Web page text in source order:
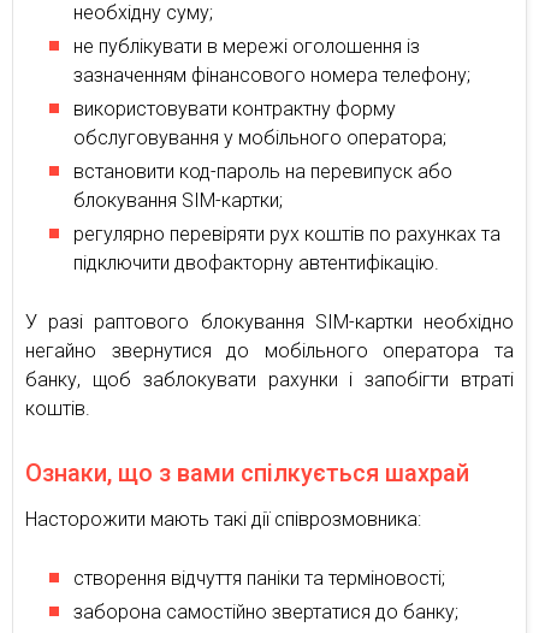
необхідну суму;
не публікувати в мережі оголошення із
зазначенням фінансового номера телефону;
використовувати контрактну форму
обслуговування у мобільного оператора;
встановити код-пароль на перевипуск або
блокування SIM-картки;
регулярно перевіряти рух коштів по рахунках та
підключити двофакторну автентифікацію.
У разі раптового блокування SIM-картки необхідно
негайно звернутися до мобільного оператора та
банку, щоб заблокувати рахунки і запобігти втраті
коштів.
Ознаки, що з вами спілкується шахрай
Насторожити мають такі дії співрозмовника:
створення відчуття паніки та терміновості;
заборона самостійно звертатися до банку;